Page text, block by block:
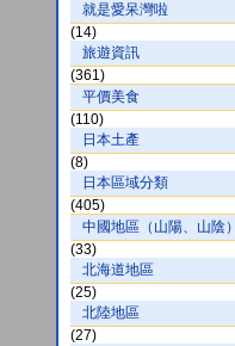
就是愛呆灣啦
(14)
旅遊資訊
(361)
平價美食
(110)
日本土產
(8)
日本區域分類
(405)
中國地區（山陽、山陰）
(33)
北海道地區
(25)
北陸地區
(27)